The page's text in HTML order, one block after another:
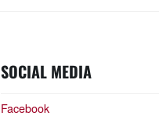
SOCIAL MEDIA
Facebook